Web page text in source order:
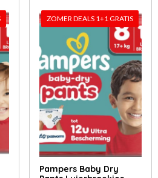
ZOMER DEALS 1+1 GRATIS
Pampers Baby Dry